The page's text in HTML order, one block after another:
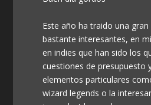
Este año ha traido una
bastante interesantes, en
en indies que han sido los
cuestiones de presupuesto
elementos particulares
wizard legends o la